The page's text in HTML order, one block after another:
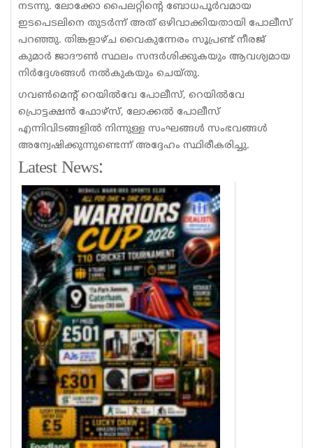
നടന്നു. ലോക്കോ പൈലറ്റിന്റെ ബോധപൂർവമായ
ഇടപെടലിനെ തുടർന്ന് അത് ഒഴിവാക്കിയതായി പോലീസ്
പറഞ്ഞു. തിങ്കളാഴ്ച വൈകുന്നേരം സൂപ്രണ്ട് നീരജ്
കുമാർ ജാദൗൺ സ്ഥലം സന്ദർശിക്കുകയും ആവശ്യമായ
നിർദ്ദേശങ്ങൾ നൽകുകയും ചെയ്തു.
ഗവൺമെന്റ് റെയിൽവേ പോലീസ്, റെയിൽവേ
പ്രൊട്ടക്ഷൻ ഫോഴ്‌സ്, ലോക്കൽ പോലീസ്
എന്നിവിടങ്ങളിൽ നിന്നുള്ള സംഘങ്ങൾ സംഭവങ്ങൾ
അന്വേഷിക്കുന്നുണ്ടെന്ന് അദ്ദേഹം സ്ഥിരീകരിച്ചു.
Latest News: